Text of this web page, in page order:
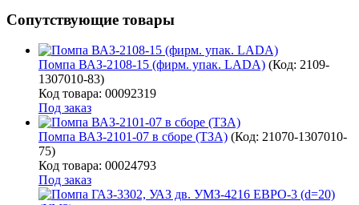
Сопутствующие товары
Помпа ВАЗ-2108-15 (фирм. упак. LADA) (Код: 2109-
1307010-83)
Код товара: 00092319
Под заказ
Помпа ВАЗ-2101-07 в сборе (ТЗА) (Код: 21070-1307010-
75)
Код товара: 00024793
Под заказ